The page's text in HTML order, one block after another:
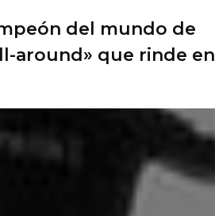
del mundo de
around» que rinde en